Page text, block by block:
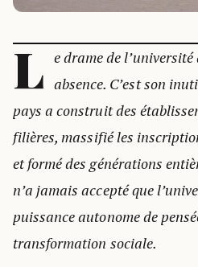
L e drame de
absence. C’est son
pays a construit des
filières, massifié les
et formé des générations
n’a jamais accepté que
puissance autonome de
transformation sociale.